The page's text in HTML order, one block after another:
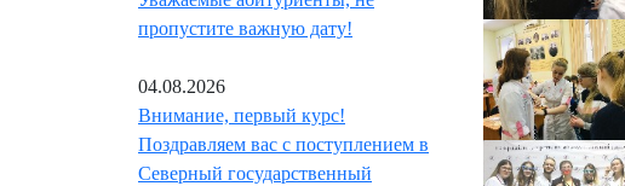
пропустите важную дату!
04.08.2026
Внимание, первый курс!
Поздравляем вас с поступлением в
Северный государственный